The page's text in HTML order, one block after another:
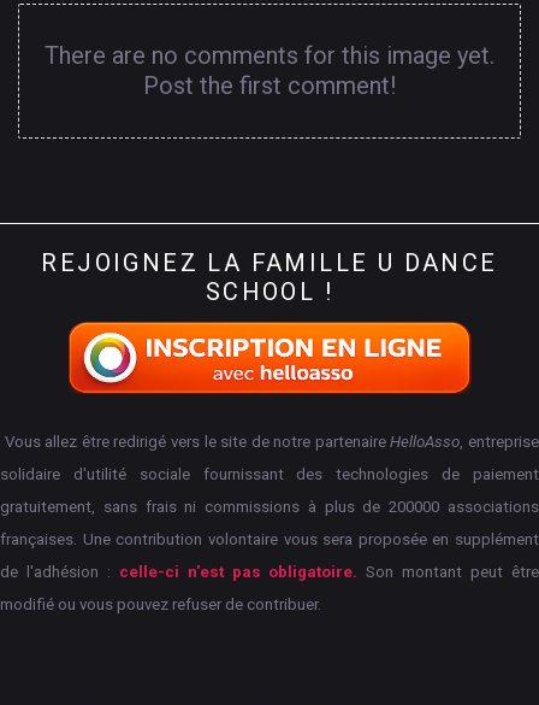
There are no comments for this image yet.
Post the first comment!
REJOIGNEZ LA FAMILLE U DANCE
SCHOOL !
Vous allez être redirigé vers le site de notre partenaireHelloAsso , entreprise
solidaire d'utilité sociale fournissant des technologies de paiement
gratuitement, sans frais ni commissions à plus de 200000 associations
françaises. Une contribution volontaire vous sera proposée en supplément
de l'adhésion : celle-ci n'est pas obligatoire.Son montant peut être
modifié ou vous pouvez refuser de contribuer.